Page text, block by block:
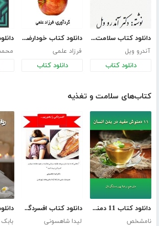
دانلود کتاب سلامت طبیعی، داروهای طبیعی
آندرو ویل
دانلود کتاب
دانلود کتاب خودارضایی ممنوع
فرزاد علمی
دانلود کتاب
کتاب‌های سلامت و تغذیه
دانلود کتاب 11 دمنوش مفید در بدن انسان
نامشخص
دانلود کتاب افسردگی را بخوریم
لیدا شاهسونی